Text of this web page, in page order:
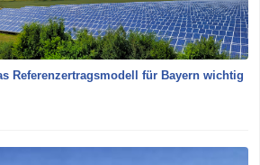
Referenzertragsmodell für Bayern wichtig